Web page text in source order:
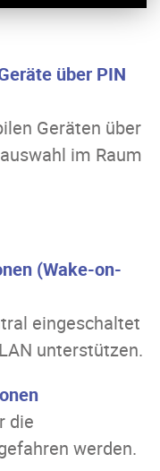
über PIN
Geräten über
im Raum
(Wake-on-
eingeschaltet
unterstützen.
die
werden.